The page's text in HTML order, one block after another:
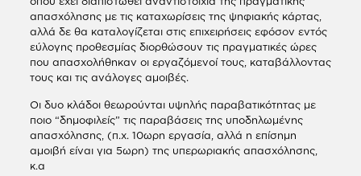
απασχόλησης με τις καταχωρίσεις της ψηφιακής κάρτας,
αλλά δε θα καταλογίζεται στις επιχειρήσεις εφόσον εντός
εύλογης προθεσμίας διορθώσουν τις πραγματικές ώρες
που απασχολήθηκαν οι εργαζόμενοί τους, καταβάλλοντας
τους και τις ανάλογες αμοιβές.
Οι δυο κλάδοι θεωρούνται υψηλής παραβατικότητας με
ποιο “δημοφιλείς” τις παραβάσεις της υποδηλωμένης
απασχόλησης, (π.χ. 10ωρη εργασία, αλλά η επίσημη
αμοιβή είναι για 5ωρη) της υπερωριακής απασχόλησης,
κ.α